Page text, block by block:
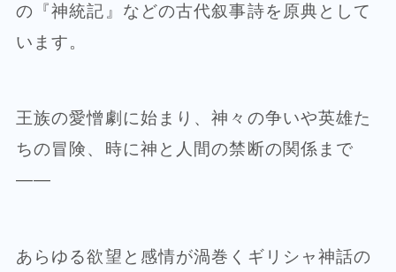
の『神統記』などの古代叙事詩を原典として
います。
王族の愛憎劇に始まり、神々の争いや英雄た
ちの冒険、時に神と人間の禁断の関係まで
——
あらゆる欲望と感情が渦巻くギリシャ神話の